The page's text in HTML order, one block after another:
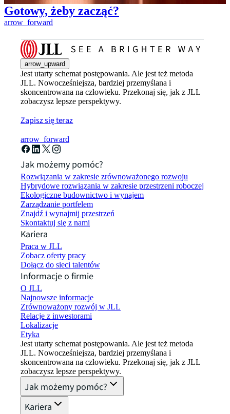
Gotowy, żeby zacząć?
arrow_forward
arrow_upward
Jest utarty schemat postępowania. Ale jest też metoda
JLL. Nowocześniejsza, bardziej przemyślana i
skoncentrowana na człowieku. Przekonaj się, jak z JLL
zobaczysz lepsze perspektywy.
Zapisz się teraz
arrow_forward
Jak możemy pomóc?
Rozwiązania w zakresie zrównoważonego rozwoju
Hybrydowe rozwiązania w zakresie przestrzeni roboczej
Ekologiczne budownictwo i wynajem
Zarządzanie portfelem
Znajdź i wynajmij przestrzeń
Skontaktuj się z nami
Kariera
Praca w JLL
Zobacz oferty pracy
Dołącz do sieci talentów
Informacje o firmie
O JLL
Najnowsze informacje
Zrównoważony rozwój w JLL
Relacje z inwestorami
Lokalizacje
Etyka
Jest utarty schemat postępowania. Ale jest też metoda
JLL. Nowocześniejsza, bardziej przemyślana i
skoncentrowana na człowieku. Przekonaj się, jak z JLL
zobaczysz lepsze perspektywy.
Jak możemy pomóc?
Kariera